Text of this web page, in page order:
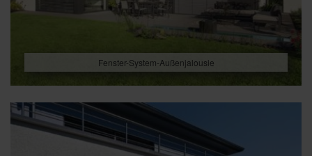
Fenster-System-Außenjalousie